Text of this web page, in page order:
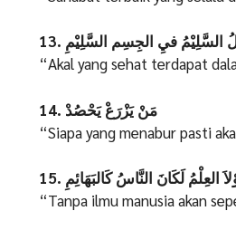
السَّلِيْمُ فيِ الجِسِم السَّلِيْمِ
“Akal yang sehat terdapat
14. مَنْ يَزْرَعْ يَحْصُدْ
“Siapa yang menabur pasti
لَوْلاَ العِلْمُ لَكَانَ النَّاسُ كَالبَهَائِمِ
“Tanpa ilmu manusia akan